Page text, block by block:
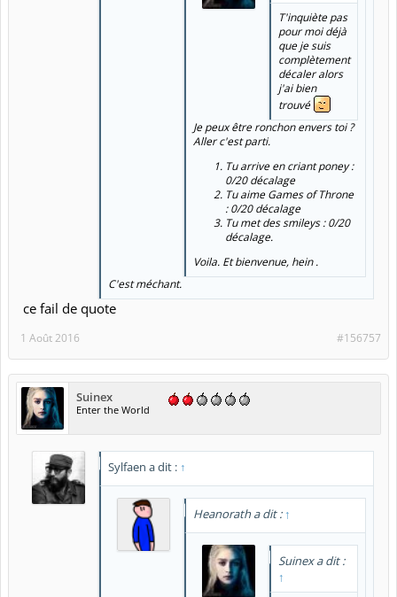
T'inquiète pas
pour moi déjà
que je suis
complètement
décaler alors
j'ai bien
trouvé
Je peux être ronchon envers toi ?
Aller c'est parti.
Tu arrive en criant poney :
0/20 décalage
Tu aime Games of Throne
: 0/20 décalage
Tu met des smileys : 0/20
décalage.
Voila. Et bienvenue, hein .
C'est méchant.
ce fail de quote
#156757
1 Août 2016
Suinex
Enter the World
Sylfaen a dit : ↑
Heanorath a dit : ↑
Suinex a dit :
↑